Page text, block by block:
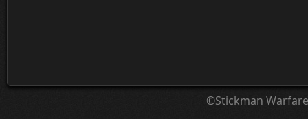
©Stickman Warfare